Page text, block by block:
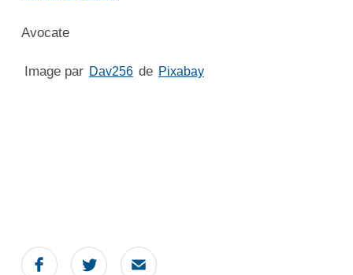
Avocate
Image par Dav256 de Pixabay